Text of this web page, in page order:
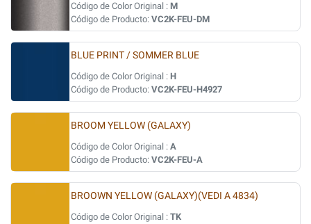
Código de Color Original : M
Código de Producto: VC2K-FEU-DM
BLUE PRINT / SOMMER BLUE
Código de Color Original : H
Código de Producto: VC2K-FEU-H4927
BROOM YELLOW (GALAXY)
Código de Color Original : A
Código de Producto: VC2K-FEU-A
BROOWN YELLOW (GALAXY)(VEDI A 4834)
Código de Color Original : TK